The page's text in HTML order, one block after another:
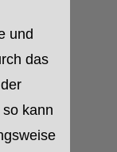
und
das
kann